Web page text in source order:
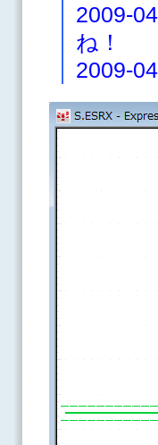
2009-
ね！
2009-